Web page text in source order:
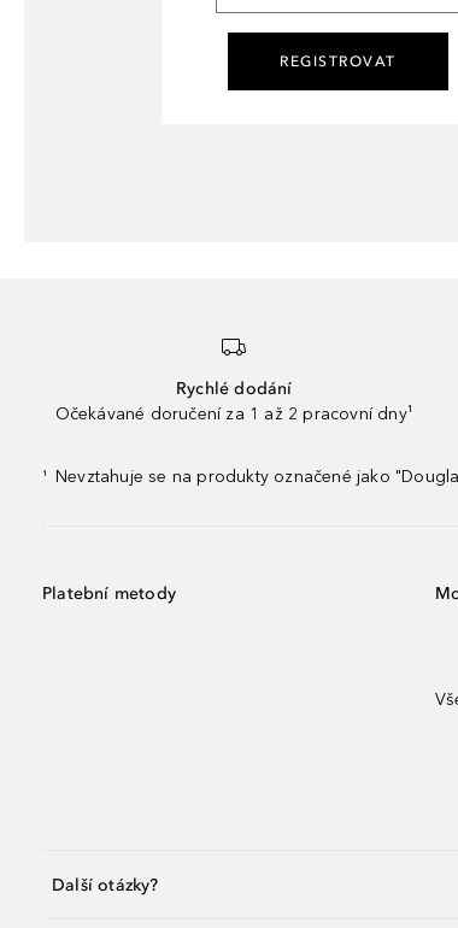
REGISTROVAT
Rychlé dodání
Očekávané doručení za 1 až 2 pracovní dny¹
¹ Nevztahuje se na produkty označené jako
Platební metody
Další otázky?